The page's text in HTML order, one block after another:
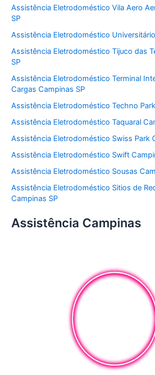
Assistência Eletrodoméstico Vila Aero
SP
Assistência Eletrodoméstico
Assistência Eletrodoméstico Tijuco das
SP
Assistência Eletrodoméstico Terminal
Cargas Campinas SP
Assistência Eletrodoméstico Techno
Assistência Eletrodoméstico Taquaral
Assistência Eletrodoméstico Swiss Park
Assistência Eletrodoméstico Swift
Assistência Eletrodoméstico Sousas
Assistência Eletrodoméstico Sitios de
Campinas SP
Assistência Campinas